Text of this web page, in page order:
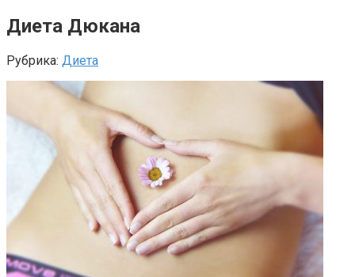
Диета Дюкана
Рубрика: Диета